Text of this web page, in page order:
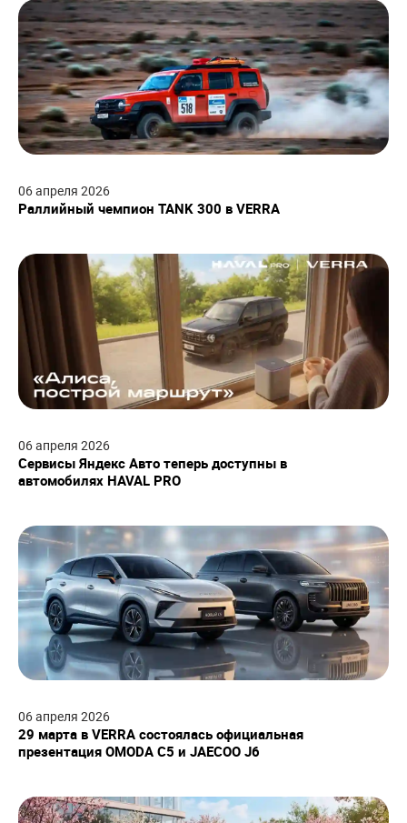
06апреля 2026
Раллийный чемпион TANK 300 в VERRA
06апреля 2026
Сервисы Яндекс Авто теперь доступны в
автомобилях HAVAL PRO
06апреля 2026
29 марта в VERRA состоялась официальная
презентация OMODA C5 и JAECOO J6